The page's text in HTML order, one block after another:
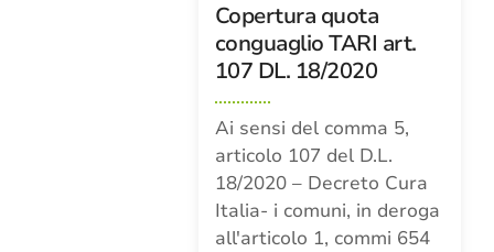
Copertura quota
conguaglio TARI art.
107 DL. 18/2020
Ai sensi del comma 5,
articolo 107 del D.L.
18/2020 – Decreto Cura
Italia- i comuni, in deroga
all'articolo 1, commi 654